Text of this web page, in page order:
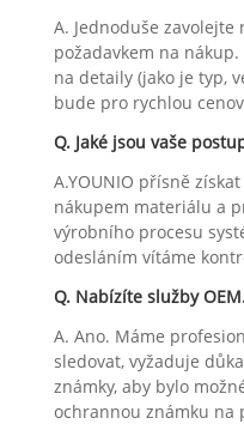
A. Jednoduše
požadavkem na
na detaily (jako je typ,
bude pro rychlou
Q. Jaké jsou vaše
A.YOUNIO přísně
nákupem materiálu a
výrobního procesu
odesláním vítáme
Q. Nabízíte služby
A. Ano. Máme
sledovat, vyžaduje
známky, aby bylo
ochrannou známku na